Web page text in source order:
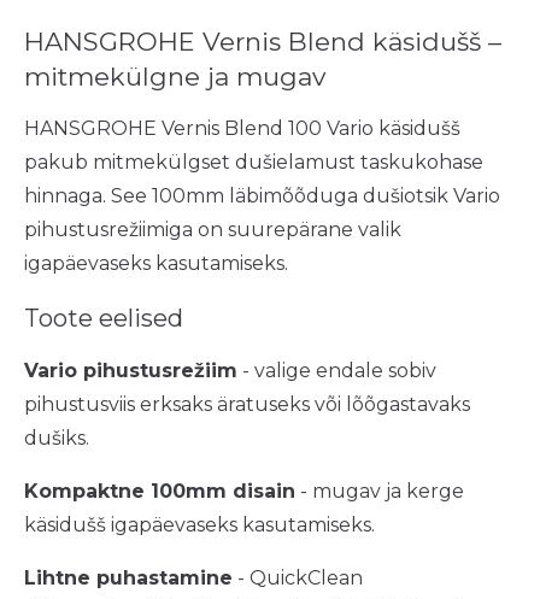
HANSGROHE Vernis Blend käsidušš –
mitmekülgne ja mugav
HANSGROHE Vernis Blend 100 Vario käsidušš
pakub mitmekülgset dušielamust taskukohase
hinnaga. See 100mm läbimõõduga dušiotsik Vario
pihustusrežiimiga on suurepärane valik
igapäevaseks kasutamiseks.
Toote eelised
Vario pihustusrežiim - valige endale sobiv
pihustusviis erksaks äratuseks või lõõgastavaks
dušiks.
Kompaktne 100mm disain - mugav ja kerge
käsidušš igapäevaseks kasutamiseks.
Lihtne puhastamine - QuickClean